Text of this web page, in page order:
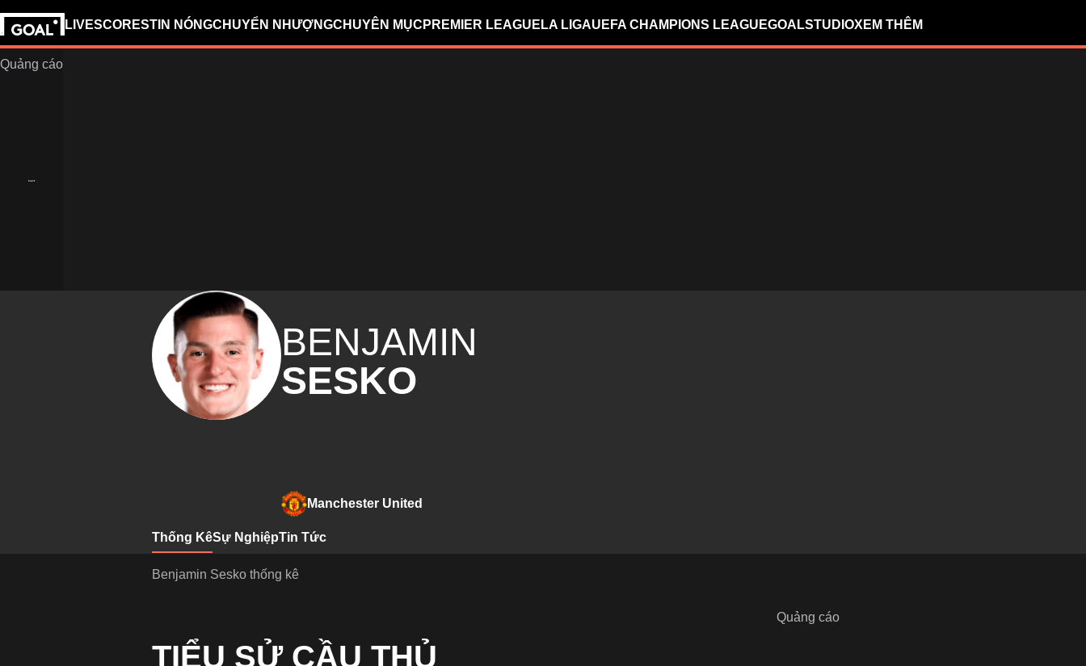
LIVESCORESTIN NÓNGCHUYỂN NHƯỢNGCHUYÊN MỤC PREMIER LEAGUE LA LIGAUEFA CHAMPIONS LEAGUEGOALSTUDIOXEM THÊM
BENJAMIN
SESKO
Manchester United
Thống KêSự NghiệpTin Tức
Benjamin Sesko thống kê
TIỂU SỬ CẦU THỦ